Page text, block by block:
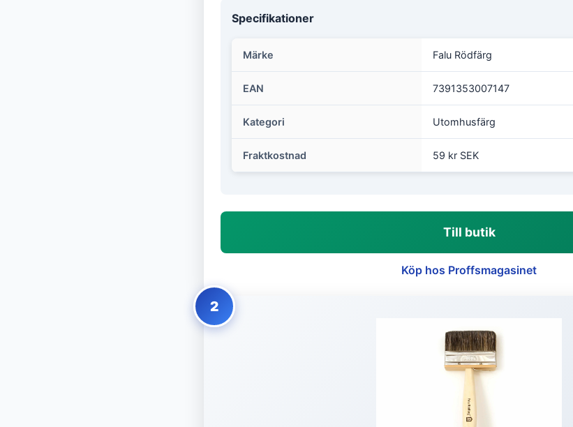
Specifikationer
Märke Falu Rödfärg
EAN 7391353007147
Kategori Utomhusfärg
Fraktkostnad 59 kr SEK
Till butik
Köp hos Proffsmagasinet
2